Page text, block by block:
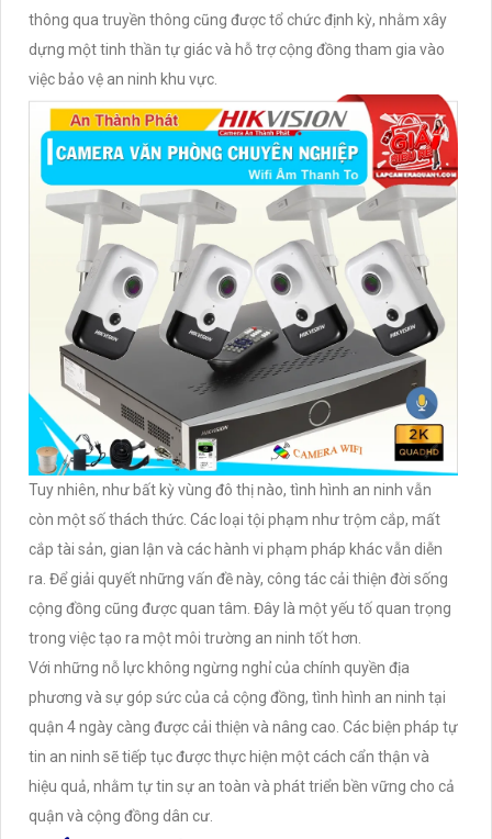
thông qua truyền thông cũng được tổ chức định kỳ, nhằm xây
dựng một tinh thần tự giác và hỗ trợ cộng đồng tham gia vào
việc bảo vệ an ninh khu vực.
Tuy nhiên, như bất kỳ vùng đô thị nào, tình hình an ninh vẫn
còn một số thách thức. Các loại tội phạm như trộm cắp, mất
cắp tài sản, gian lận và các hành vi phạm pháp khác vẫn diễn
ra. Để giải quyết những vấn đề này, công tác cải thiện đời sống
cộng đồng cũng được quan tâm. Đây là một yếu tố quan trọng
trong việc tạo ra một môi trường an ninh tốt hơn.
Với những nỗ lực không ngừng nghỉ của chính quyền địa
phương và sự góp sức của cả cộng đồng, tình hình an ninh tại
quận 4 ngày càng được cải thiện và nâng cao. Các biện pháp tự
tin an ninh sẽ tiếp tục được thực hiện một cách cẩn thận và
hiệu quả, nhằm tự tin sự an toàn và phát triển bền vững cho cả
quận và cộng đồng dân cư.